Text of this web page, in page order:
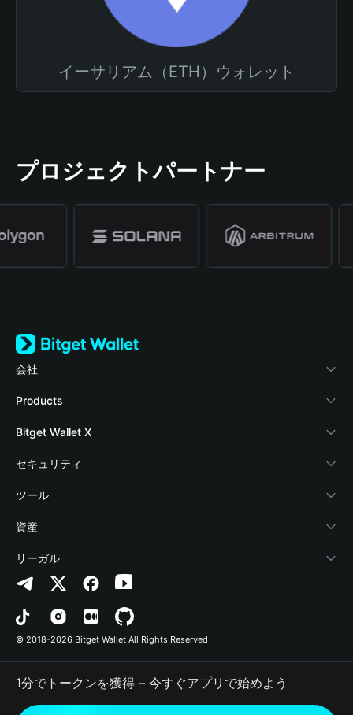
イーサリアム（ETH）ウォレット
プロジェクトパートナー
会社
Bitget Walletについて
ブログ
アカデミー
暗号資産ニュース
Help Center
お問い合わせ
ブランドリソース
キャリア
Products
Crypto Card
Stablecoin Earn
Payfi Crypto
Crypto Swap API
Altcoin Season Index
Prediction Markets
DApp
RWA
Bitget Wallet X
デベロッパー
ウォレットを接続
Bitget Wallet Pay
プロジェクトを掲載
セキュリティ
保護基金
セキュリティ技術
ツール
暗号資産を購入
認証検出
コントラクト検出
一括送金
資産
Arbitrum
Avalanche
Bitcoin
Polygon
リーガル
プライバシーポリシー
利用規約
© 2018-2026 Bitget Wallet All Rights Reserved
1分でトークンを獲得 – 今すぐアプリで始めよう